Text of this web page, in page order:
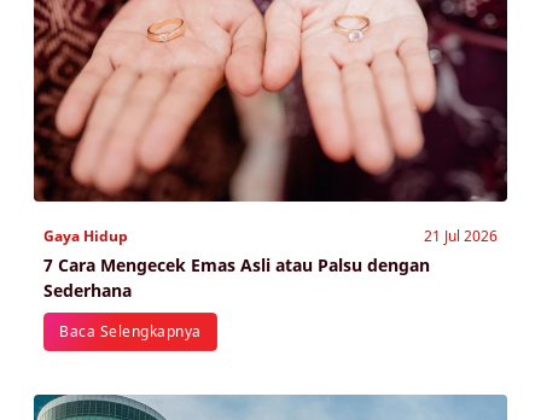
Gaya Hidup 21 Jul 2026
7 Cara Mengecek Emas Asli atau Palsu dengan
Sederhana
Baca Selengkapnya